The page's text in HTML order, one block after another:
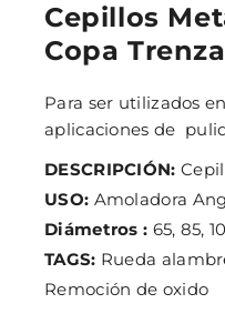
Cepillos
Copa
Para ser utilizados
aplicaciones de
DESCRIPCIÓN:
USO: Amoladora
Diámetros : 65, 85,
TAGS: Rueda
Remoción de oxido